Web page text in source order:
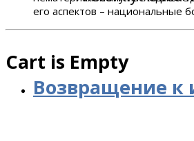
Cart is Empty
его аспектов – национальные
Возвращение к